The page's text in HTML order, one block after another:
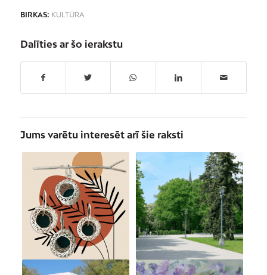
BIRKAS: KULTŪRA
Dalīties ar šo ierakstu
Jums varētu interesēt arī šie raksti